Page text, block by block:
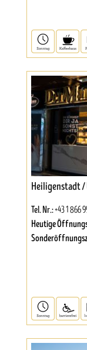
Heiligenstadt /
Tel. Nr.:+43 1 866
Heutige